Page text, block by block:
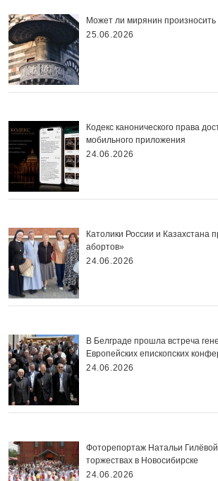
Может ли мирянин
25.06.2026
Кодекс канонического права
мобильного приложения
24.06.2026
Католики России и Казахстана
абортов»
24.06.2026
В Белграде прошла встреча
Европейских епископских
24.06.2026
Фоторепортаж Натальи
торжествах в Новосибирске
24.06.2026